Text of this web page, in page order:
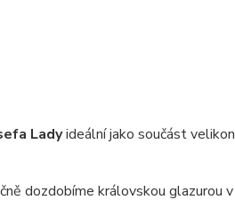
Ladyideální jako součást
dozdobíme královskou glazurou v